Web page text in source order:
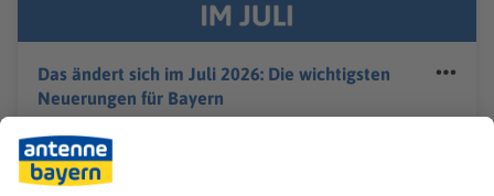
Das ändert sich im Juli 2026: Die wichtigsten
Neuerungen für Bayern
Zum 1. Juli 2026 treten in Bayern und ganz
Deutschland zahlreiche neue Regelungen in Kraft: